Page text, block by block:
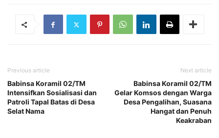
Previous article
Babinsa Koramil 02/TM
Intensifkan Sosialisasi dan
Patroli Tapal Batas di Desa
Selat Nama
Next article
Babinsa Koramil 02/TM
Gelar Komsos dengan Warga
Desa Pengalihan, Suasana
Hangat dan Penuh
Keakraban